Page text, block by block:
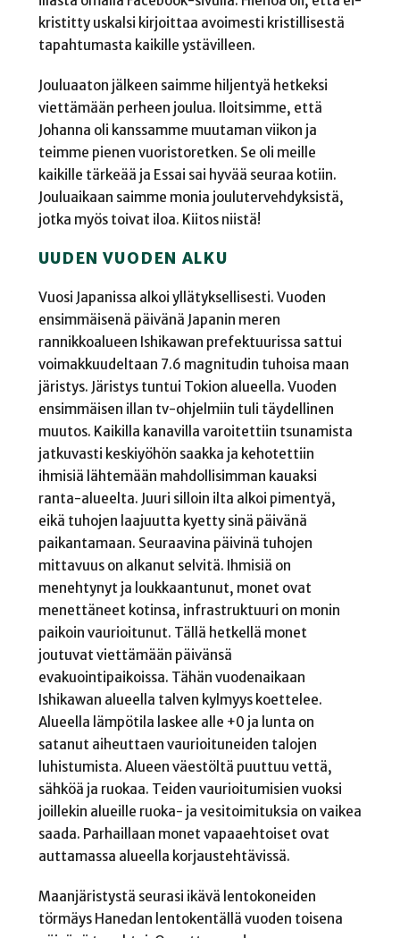
kristitty uskalsi kirjoittaa avoimesti kristillisestä
tapahtumasta kaikille ystävilleen.
Jouluaaton jälkeen saimme hiljentyä hetkeksi
viettämään perheen joulua. Iloitsimme, että
Johanna oli kanssamme muutaman viikon ja
teimme pienen vuoristoretken. Se oli meille
kaikille tärkeää ja Essai sai hyvää seuraa kotiin.
Jouluaikaan saimme monia joulutervehdyksistä,
jotka myös toivat iloa. Kiitos niistä!
UUDEN VUODEN ALKU
Vuosi Japanissa alkoi yllätyksellisesti. Vuoden
ensimmäisenä päivänä Japanin meren
rannikkoalueen Ishikawan prefektuurissa sattui
voimakkuudeltaan 7.6 magnitudin tuhoisa maan
järistys. Järistys tuntui Tokion alueella. Vuoden
ensimmäisen illan tv-ohjelmiin tuli täydellinen
muutos. Kaikilla kanavilla varoitettiin tsunamista
jatkuvasti keskiyöhön saakka ja kehotettiin
ihmisiä lähtemään mahdollisimman kauaksi
ranta-alueelta. Juuri silloin ilta alkoi pimentyä,
eikä tuhojen laajuutta kyetty sinä päivänä
paikantamaan. Seuraavina päivinä tuhojen
mittavuus on alkanut selvitä. Ihmisiä on
menehtynyt ja loukkaantunut, monet ovat
menettäneet kotinsa, infrastruktuuri on monin
paikoin vaurioitunut. Tällä hetkellä monet
joutuvat viettämään päivänsä
evakuointipaikoissa. Tähän vuodenaikaan
Ishikawan alueella talven kylmyys koettelee.
Alueella lämpötila laskee alle +0 ja lunta on
satanut aiheuttaen vaurioituneiden talojen
luhistumista. Alueen väestöltä puuttuu vettä,
sähköä ja ruokaa. Teiden vaurioitumisien vuoksi
joillekin alueille ruoka- ja vesitoimituksia on vaikea
saada. Parhaillaan monet vapaaehtoiset ovat
auttamassa alueella korjaustehtävissä.
Maanjäristystä seurasi ikävä lentokoneiden
törmäys Hanedan lentokentällä vuoden toisena